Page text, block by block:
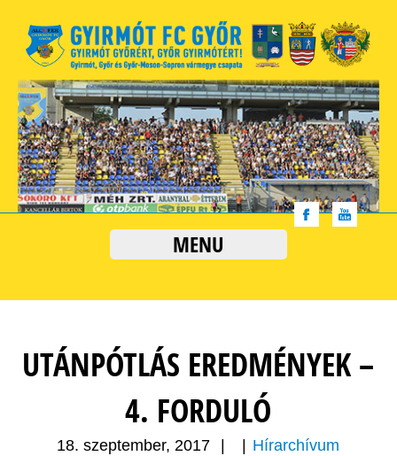
MENU
UTÁNPÓTLÁS EREDMÉNYEK –
4. FORDULÓ
18. szeptember, 2017 Hírarchívum